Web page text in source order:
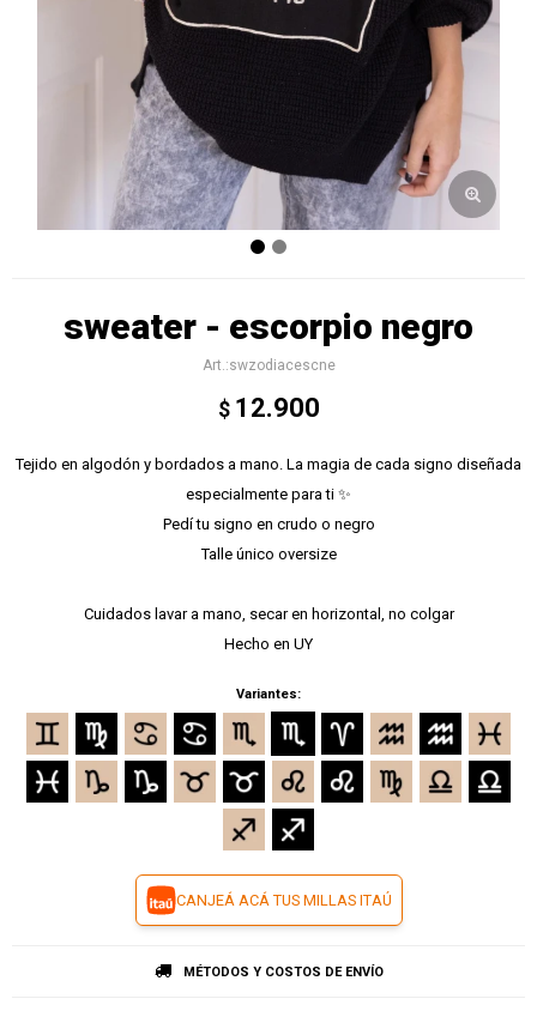
sweater - escorpio negro
swzodiacescne
$ 12.900
Tejido en algodón y bordados a mano. La magia de cada signo diseñada
especialmente para ti ✨
Pedí tu signo en crudo o negro
Talle único oversize
Cuidados lavar a mano, secar en horizontal, no colgar
Hecho en UY
Variantes:
CANJEÁ ACÁ TUS MILLAS ITAÚ
MÉTODOS Y COSTOS DE ENVÍO